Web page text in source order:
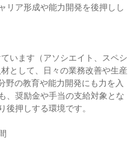
リア形成や能力開発を後押しし
います（アソシエイト、スペシ
として、日々の業務改善や生産
野の教育や能力開発にも力を入
、奨励金や手当の支給対象とな